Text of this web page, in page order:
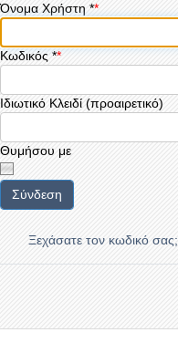
Όνομα Χρήστη *
Κωδικός*
Ιδιωτικό Κλειδί (προαιρετικό)
Θυμήσου με
Σύνδεση
Ξεχάσατε τον κωδικό σας;